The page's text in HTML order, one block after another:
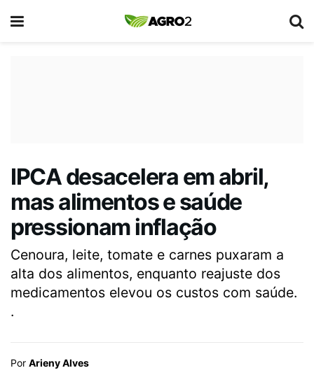
IPCA desacelera em abril,
mas alimentos e saúde
pressionam inflação
Cenoura, leite, tomate e carnes puxaram a
alta dos alimentos, enquanto reajuste dos
medicamentos elevou os custos com saúde.
.
Por Arieny Alves